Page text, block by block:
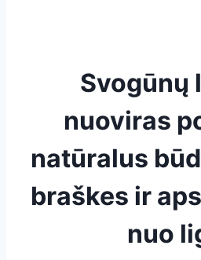
Svogūnų
nuoviras
natūralus
braškes ir
nuo